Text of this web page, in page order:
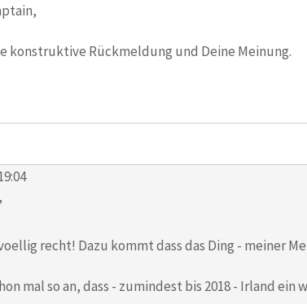
konstruktive Rückmeldung und Deine Meinung.
recht! Dazu kommt dass das Ding - meiner
mal so an, dass - zumindest bis 2018 - Irland ein